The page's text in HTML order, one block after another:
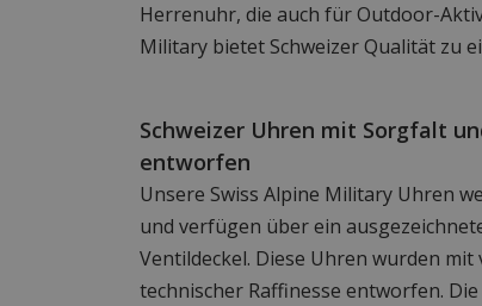
Herrenuhr, die auch für Outdoor-
Military bietet Schweizer Qualität zu
Schweizer Uhren mit Sorgfalt
entworfen
Unsere Swiss Alpine Military Uhren
und verfügen über ein
Ventildeckel. Diese Uhren wurden
technischer Raffinesse entworfen.